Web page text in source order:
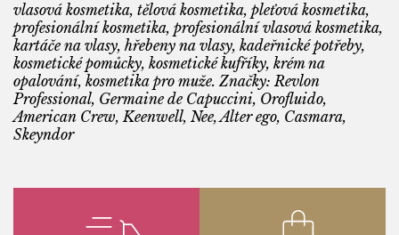
vlasová kosmetika, tělová kosmetika, pleťová kosmetika,
profesionální kosmetika, profesionální vlasová kosmetika,
kartáče na vlasy, hřebeny na vlasy, kadeřnické potřeby,
kosmetické pomůcky, kosmetické kufříky, krém na
opalování, kosmetika pro muže. Značky: Revlon
Professional, Germaine de Capuccini, Orofluido,
American Crew, Keenwell, Nee, Alter ego, Casmara,
Skeyndor